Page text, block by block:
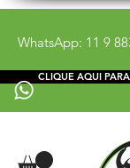
WhatsApp: 11 9
CLIQUE AQUI